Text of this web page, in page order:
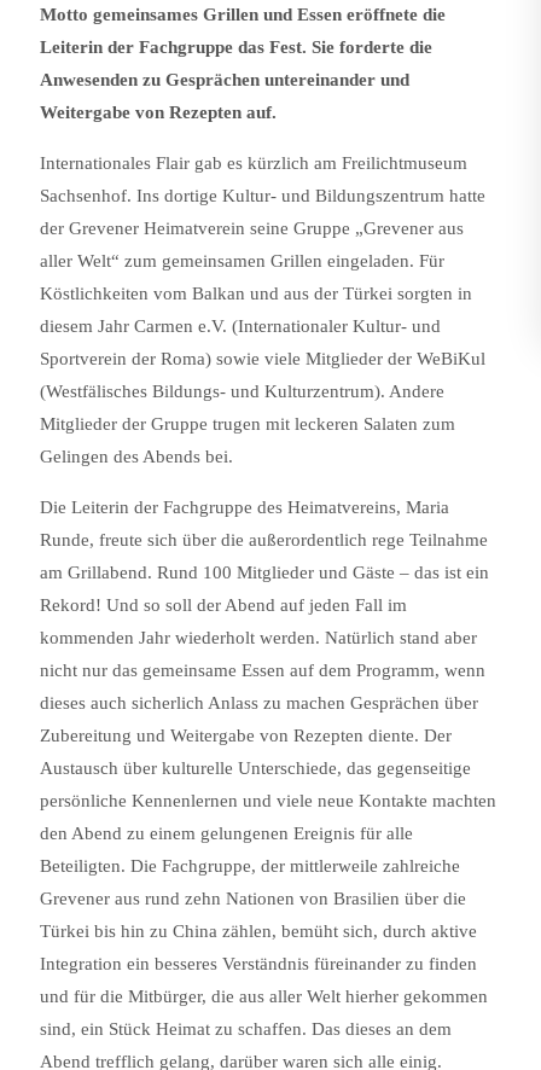
Motto gemeinsames Grillen und Essen eröffnete die
Leiterin der Fachgruppe das Fest. Sie forderte die
Anwesenden zu Gesprächen untereinander und
Weitergabe von Rezepten auf.
Internationales Flair gab es kürzlich am Freilichtmuseum
Sachsenhof. Ins dortige Kultur- und Bildungszentrum hatte
der Grevener Heimatverein seine Gruppe „Grevener aus
aller Welt“ zum gemeinsamen Grillen eingeladen. Für
Köstlichkeiten vom Balkan und aus der Türkei sorgten in
diesem Jahr Carmen e.V. (Internationaler Kultur- und
Sportverein der Roma) sowie viele Mitglieder der WeBiKul
(Westfälisches Bildungs- und Kulturzentrum). Andere
Mitglieder der Gruppe trugen mit leckeren Salaten zum
Gelingen des Abends bei.
Die Leiterin der Fachgruppe des Heimatvereins, Maria
Runde, freute sich über die außerordentlich rege Teilnahme
am Grillabend. Rund 100 Mitglieder und Gäste – das ist ein
Rekord! Und so soll der Abend auf jeden Fall im
kommenden Jahr wiederholt werden. Natürlich stand aber
nicht nur das gemeinsame Essen auf dem Programm, wenn
dieses auch sicherlich Anlass zu machen Gesprächen über
Zubereitung und Weitergabe von Rezepten diente. Der
Austausch über kulturelle Unterschiede, das gegenseitige
persönliche Kennenlernen und viele neue Kontakte machten
den Abend zu einem gelungenen Ereignis für alle
Beteiligten. Die Fachgruppe, der mittlerweile zahlreiche
Grevener aus rund zehn Nationen von Brasilien über die
Türkei bis hin zu China zählen, bemüht sich, durch aktive
Integration ein besseres Verständnis füreinander zu finden
und für die Mitbürger, die aus aller Welt hierher gekommen
sind, ein Stück Heimat zu schaffen. Das dieses an dem
Abend trefflich gelang, darüber waren sich alle einig.